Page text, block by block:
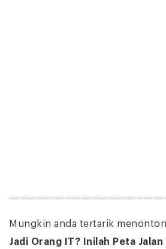
Mungkin anda tertarik
Jadi Orang IT? Inilah Peta Jalan